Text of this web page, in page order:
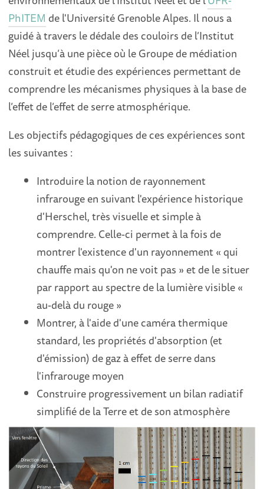
PhITEM de l'Université Grenoble Alpes. Il nous a
guidé à travers le dédale des couloirs de l’Institut
Néel jusqu’à une pièce où le Groupe de médiation
construit et étudie des expériences permettant de
comprendre les mécanismes physiques à la base de
l’effet de l’effet de serre atmosphérique.
Les objectifs pédagogiques de ces expériences sont
les suivantes :
Introduire la notion de rayonnement
infrarouge en suivant l'expérience historique
d'Herschel, très visuelle et simple à
comprendre. Celle-ci permet à la fois de
montrer l'existence d'un rayonnement « qui
chauffe mais qu'on ne voit pas » et de le situer
par rapport au spectre de la lumière visible «
au-delà du rouge »
Montrer, à l'aide d'une caméra thermique
standard, les propriétés d'absorption (et
d'émission) de gaz à effet de serre dans
l'infrarouge moyen
Construire progressivement un bilan radiatif
simplifié de la Terre et de son atmosphère